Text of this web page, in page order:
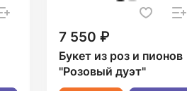
7 550 ₽
Букет из роз и пионов
"Розовый дуэт"